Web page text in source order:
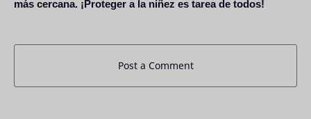
más cercana. ¡Proteger a la niñez es tarea de todos!
Post a Comment